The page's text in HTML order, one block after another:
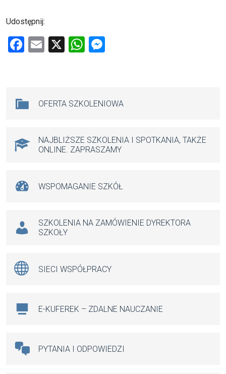
Udostępnij:
F
o
k
E
X
W
A
p
g
OFERTA SZKOLENIOWA
NAJBLIŻSZE SZKOLENIA I SPOTKANIA, TAKŻE
ONLINE. ZAPRASZAMY
WSPOMAGANIE SZKÓŁ
SZKOLENIA NA ZAMÓWIENIE DYREKTORA
SZKOŁY
SIECI WSPÓŁPRACY
E-KUFEREK – ZDALNE NAUCZANIE
PYTANIA I ODPOWIEDZI